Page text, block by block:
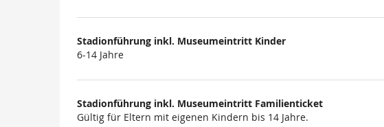
Stadionführung inkl. Museumeintritt Kinder
6-14 Jahre
Stadionführung inkl. Museumeintritt Familienticket
Gültig für Eltern mit eigenen Kindern bis 14 Jahre.